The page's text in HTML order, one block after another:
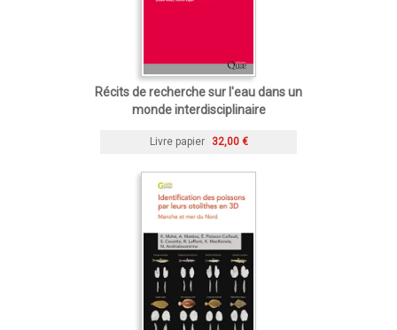
Récits de recherche sur l'eau dans un
monde interdisciplinaire
Livre papier 32,00 €